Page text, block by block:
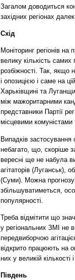
Загалом доводиться
західних регіонах
Схід
Моніторинг регіонів
велику кількість самих
розбіжності. Так, якщо
і опозицією і саме на
Харьківщині та
між мажоритарними
представники Партії
місцевими комуністами
Випадків
небагато, що, скоріше
вересні ще не набула
агітаторів (Луганськ),
(Суми). Можна
збільшуватиметься,
популярності.
Треба відмітити що
у регіональних ЗМІ не
передвиборчою
відкрито працюють на
них у великій
Південь